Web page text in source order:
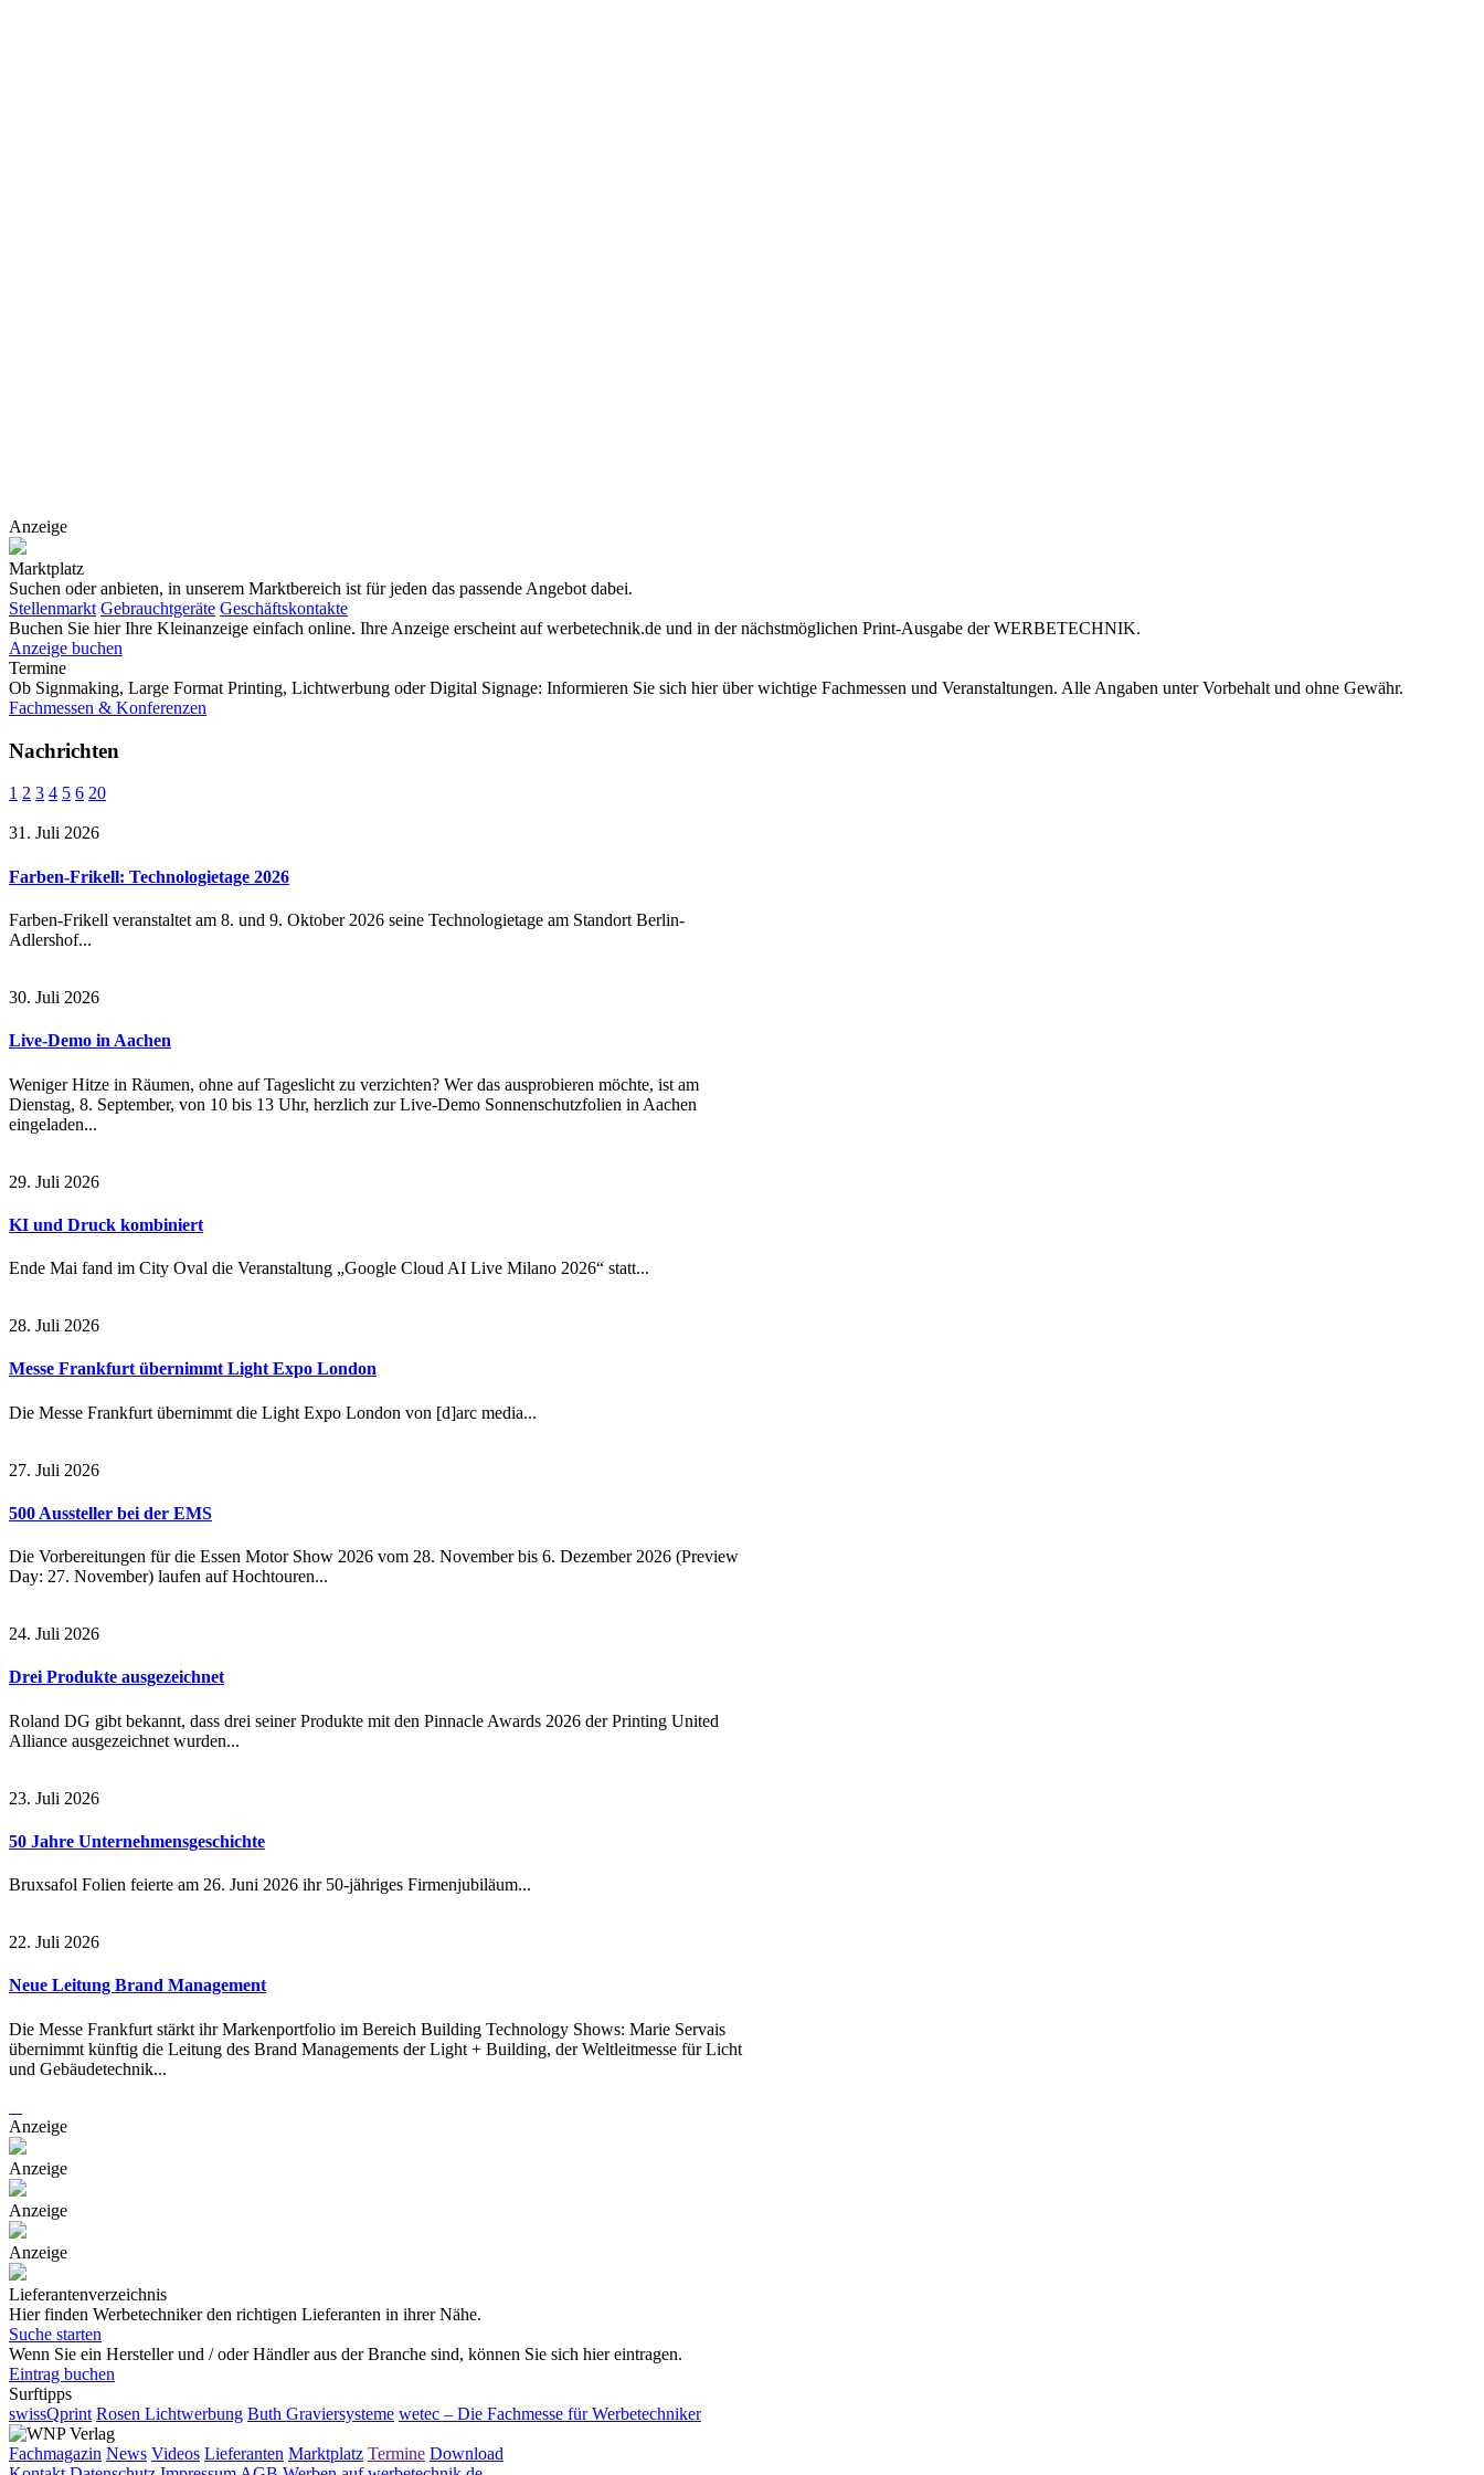
Anzeige
Marktplatz
Suchen oder anbieten, in unserem Marktbereich ist für jeden das passende Angebot dabei.
Stellenmarkt Gebrauchtgeräte Geschäftskontakte
Buchen Sie hier Ihre Kleinanzeige einfach online. Ihre Anzeige erscheint auf werbetechnik.de und in der nächstmöglichen Print-Ausgabe der WERBETECHNIK.
Anzeige buchen
Termine
Ob Signmaking, Large Format Printing, Lichtwerbung oder Digital Signage: Informieren Sie sich hier über wichtige Fachmessen und Veranstaltungen. Alle Angaben unter Vorbehalt und ohne Gewähr.
Fachmessen & Konferenzen
Nachrichten
1 2 3 4 5 6 20
31. Juli 2026
Farben-Frikell: Technologietage 2026
Farben-Frikell veranstaltet am 8. und 9. Oktober 2026 seine Technologietage am Standort Berlin-
Adlershof...
30. Juli 2026
Live-Demo in Aachen
Weniger Hitze in Räumen, ohne auf Tageslicht zu verzichten? Wer das ausprobieren möchte, ist am
Dienstag, 8. September, von 10 bis 13 Uhr, herzlich zur Live-Demo Sonnenschutzfolien in Aachen
eingeladen...
29. Juli 2026
KI und Druck kombiniert
Ende Mai fand im City Oval die Veranstaltung „Google Cloud AI Live Milano 2026“ statt...
28. Juli 2026
Messe Frankfurt übernimmt Light Expo London
Die Messe Frankfurt übernimmt die Light Expo London von [d]arc media...
27. Juli 2026
500 Aussteller bei der EMS
Die Vorbereitungen für die Essen Motor Show 2026 vom 28. November bis 6. Dezember 2026 (Preview
Day: 27. November) laufen auf Hochtouren...
24. Juli 2026
Drei Produkte ausgezeichnet
Roland DG gibt bekannt, dass drei seiner Produkte mit den Pinnacle Awards 2026 der Printing United
Alliance ausgezeichnet wurden...
23. Juli 2026
50 Jahre Unternehmensgeschichte
Bruxsafol Folien feierte am 26. Juni 2026 ihr 50-jähriges Firmenjubiläum...
22. Juli 2026
Neue Leitung Brand Management
Die Messe Frankfurt stärkt ihr Markenportfolio im Bereich Building Technology Shows: Marie Servais
übernimmt künftig die Leitung des Brand Managements der Light + Building, der Weltleitmesse für Licht
und Gebäudetechnik...
Anzeige
Anzeige
Anzeige
Anzeige
Lieferantenverzeichnis
Hier finden Werbetechniker den richtigen Lieferanten in ihrer Nähe.
Suche starten
Wenn Sie ein Hersteller und / oder Händler aus der Branche sind, können Sie sich hier eintragen.
Eintrag buchen
Surftipps
swissQprint Rosen Lichtwerbung Buth Graviersysteme wetec – Die Fachmesse für Werbetechniker
Fachmagazin News Videos Lieferanten Marktplatz Termine Download